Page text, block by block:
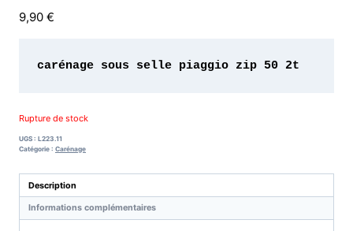
9,90 €
carénage sous selle piaggio zip 50 2t
Rupture de stock
UGS : L223.11
Catégorie : Carénage
Description
Informations complémentaires